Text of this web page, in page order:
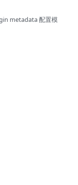
metadata 配置模